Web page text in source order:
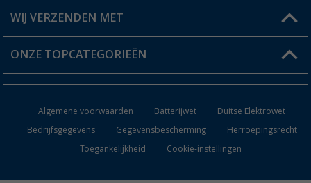
Verlanglijstje
Verzendinformatie
Catalogus
WIJ VERZENDEN MET
ONZE TOPCATEGORIEËN
Keukenaccessoires
Campingmeubilair
Algemene voorwaarden Batterijwet
Duitse Elektrowet
Bedrijfsgegevens
Gegevensbescherming
Herroepingsrecht
Toegankelijkheid
Cookie-instellingen